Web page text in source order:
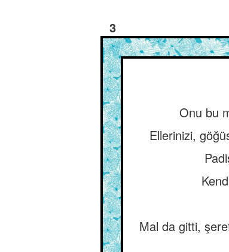
3
Onu bu
Ellerinizi,
Mal da gitti,